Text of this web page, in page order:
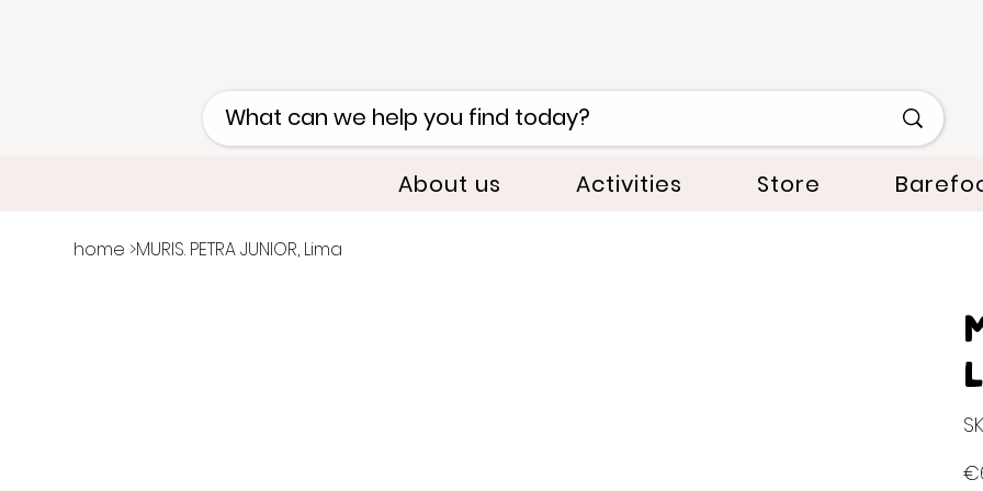
About us Activities Store
home >MURIS. PETRA JUNIOR, Lima